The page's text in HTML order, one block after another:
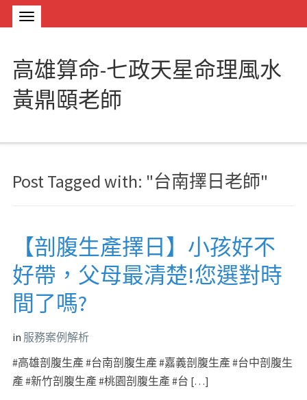
高雄算命-七政天星命理風水
黃鼎頤老師
Post Tagged with: "台南擇日老師"
【剖腹生產擇日】小孩好不
好帶，父母最清楚!您選對時
間了嗎?
in 服務案例解析
#高雄剖腹生產 #台南剖腹生產 #嘉義剖腹生產 #台中剖腹生
產 #新竹剖腹生產 #桃園剖腹生產 #台 […]